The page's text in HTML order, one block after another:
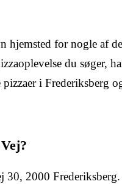
for nogle af
du søger,
i Frederiksberg
30, 2000 Frederiksberg.